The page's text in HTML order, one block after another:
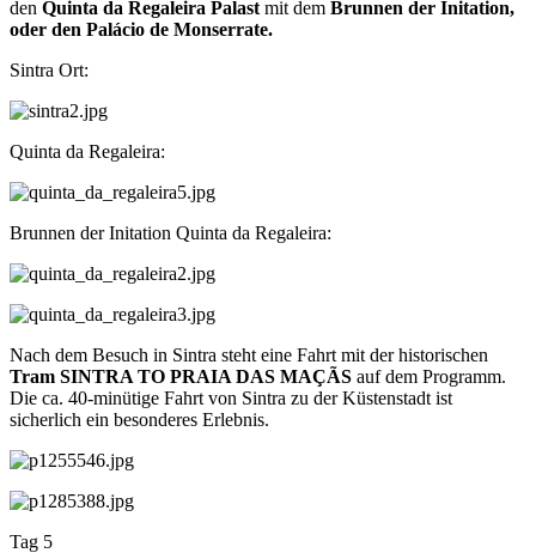
den Quinta da Regaleira Palast mit dem Brunnen der Initation,
oder den Palácio de Monserrate.
Sintra Ort:
Quinta da Regaleira:
Brunnen der Initation Quinta da Regaleira:
Nach dem Besuch in Sintra steht eine Fahrt mit der historischen
Tram SINTRA TO PRAIA DAS MAÇÃS auf dem Programm.
Die ca. 40-minütige Fahrt von Sintra zu der Küstenstadt ist
sicherlich ein besonderes Erlebnis.
Tag 5